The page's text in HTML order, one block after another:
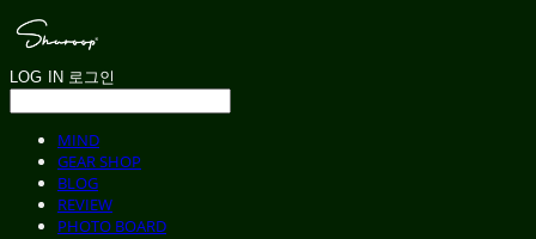
LOG IN 로그인
MIND
GEAR SHOP
BLOG
REVIEW
PHOTO BOARD